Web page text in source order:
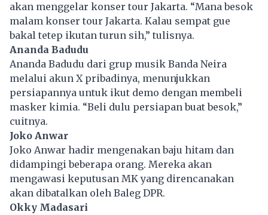
akan menggelar konser tour Jakarta. “Mana besok
malam konser tour Jakarta. Kalau sempat gue
bakal tetep ikutan turun sih,” tulisnya.
Ananda Badudu
Ananda Badudu dari grup musik Banda Neira
melalui akun X pribadinya, menunjukkan
persiapannya untuk ikut demo dengan membeli
masker kimia. “Beli dulu persiapan buat besok,”
cuitnya.
Joko Anwar
Joko Anwar hadir mengenakan baju hitam dan
didampingi beberapa orang. Mereka akan
mengawasi keputusan MK yang direncanakan
akan dibatalkan oleh Baleg DPR.
Okky Madasari